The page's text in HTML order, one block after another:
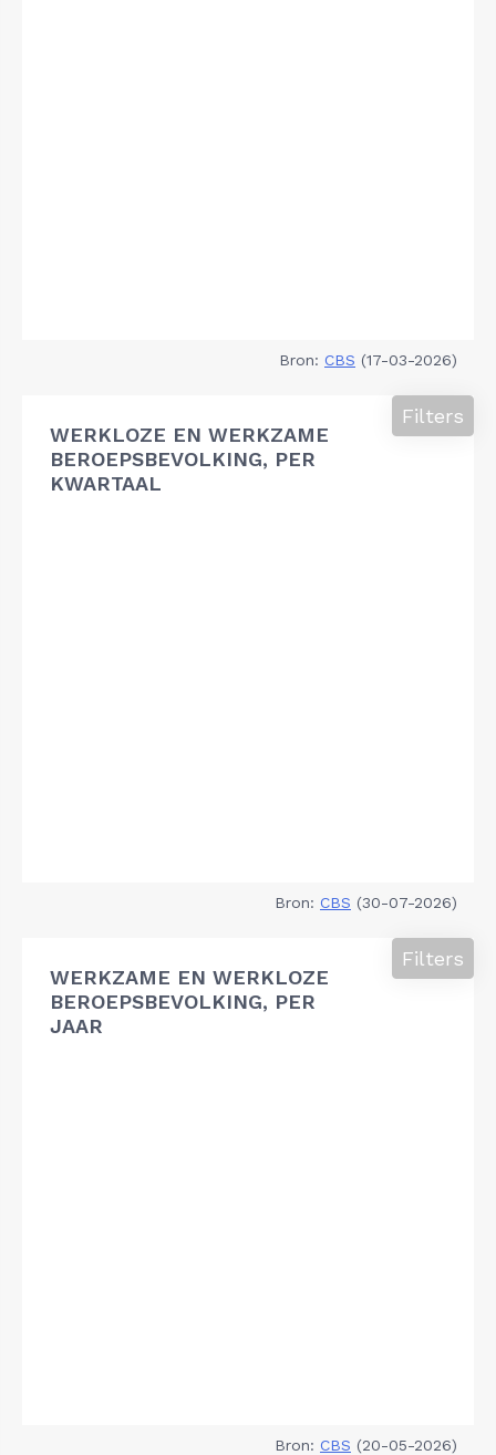
Bron: CBS (17-03-2026)
WERKLOZE EN WERKZAME
BEROEPSBEVOLKING, PER
KWARTAAL
Filters
Bron: CBS (30-07-2026)
WERKZAME EN WERKLOZE
BEROEPSBEVOLKING, PER
JAAR
Filters
Bron: CBS (20-05-2026)